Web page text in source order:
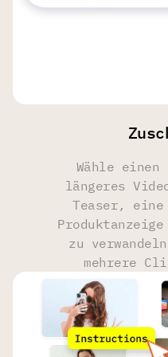
Viral Clips, Lustige
Highlights, Sport
Produktbewertung,
Qualität
Wähle einen
längeres
Teaser, eine
zu
mehrere